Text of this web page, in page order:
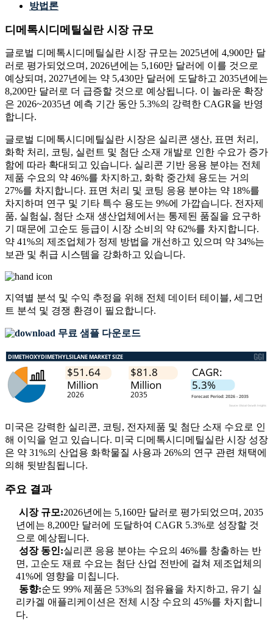
방법론
디메톡시디메틸실란 시장 규모
글로벌 디메톡시디메틸실란 시장 규모는 2025년에 4,900만 달
러로 평가되었으며, 2026년에는 5,160만 달러에 이를 것으로
예상되며, 2027년에는 약 5,430만 달러에 도달하고 2035년에는
8,200만 달러로 더 급증할 것으로 예상됩니다. 이 놀라운 확장
은 2026~2035년 예측 기간 동안 5.3%의 강력한 CAGR을 반영
합니다.
글로벌 디메톡시디메틸실란 시장은 실리콘 생산, 표면 처리,
화학 처리, 코팅, 실런트 및 첨단 소재 개발로 인한 수요가 증가
함에 따라 확대되고 있습니다. 실리콘 기반 응용 분야는 전체
제품 수요의 약 46%를 차지하고, 화학 중간체 용도는 거의
27%를 차지합니다. 표면 처리 및 코팅 응용 분야는 약 18%를
차지하며 연구 및 기타 특수 용도는 9%에 가깝습니다. 전자제
품, 실험실, 첨단 소재 생산업체에서는 통제된 품질을 요구하
기 때문에 고순도 등급이 시장 소비의 약 62%를 차지합니다.
약 41%의 제조업체가 정제 방법을 개선하고 있으며 약 34%는
보관 및 취급 시스템을 강화하고 있습니다.
지역별 분석 및 수익 추정을 위해 전체 데이터 테이블, 세그먼
트 분석 및 경쟁 환경이 필요합니다.
무료 샘플 다운로드
미국은 강력한 실리콘, 코팅, 전자제품 및 첨단 소재 수요로 인
해 이익을 얻고 있습니다. 미국 디메톡시디메틸실란 시장 성장
은 약 31%의 산업용 화학물질 사용과 26%의 연구 관련 채택에
의해 뒷받침됩니다.
주요 결과
시장 규모:2026년에는 5,160만 달러로 평가되었으며, 2035
년에는 8,200만 달러에 도달하여 CAGR 5.3%로 성장할 것
으로 예상됩니다.
성장 동인:실리콘 응용 분야는 수요의 46%를 창출하는 반
면, 고순도 재료 수요는 첨단 산업 전반에 걸쳐 제조업체의
41%에 영향을 미칩니다.
동향:순도 99% 제품은 53%의 점유율을 차지하고, 유기 실
리카겔 애플리케이션은 전체 시장 수요의 45%를 차지합니
다.